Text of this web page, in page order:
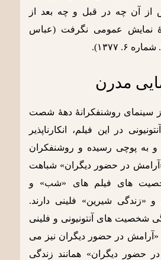
آن چه در قبل و چه بعد از
نمایش عمومی نگرفت (عباس
۶. ۱۳۷۷).
مدرن
از سینمای روشنفکرانۀ دهۀ شصت
در این فیلم، انکارناپذیر
و به پوچی رسیده و روشنفکران
در حضور دیگران» شباهت
های فیلم های «شب» و
و «زندگی شیرین» فلینی دارند.
شخصیت های آنتونیونی و فلینی
در حضور دیگران نیز می
حضور دیگران» همانند زندگی